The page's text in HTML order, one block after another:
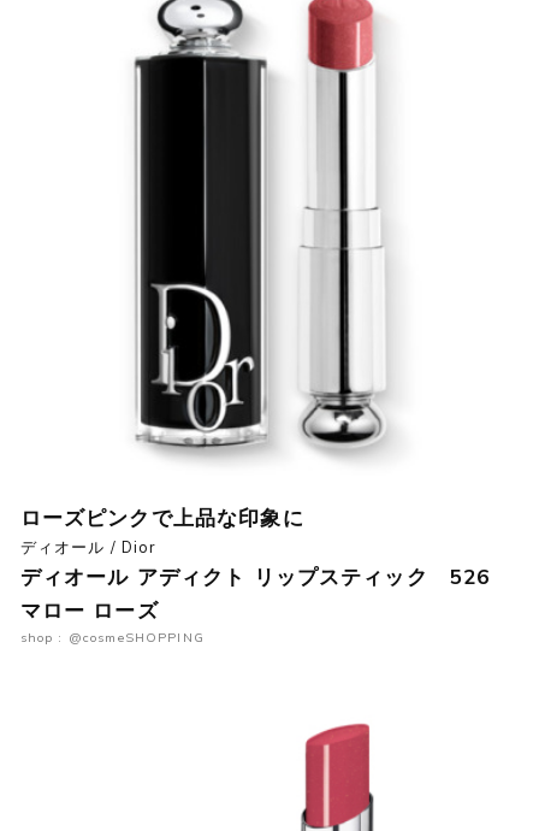
ローズピンクで上品な印象に
ディオール / Dior
ディオール アディクト リップスティック 526
マロー ローズ
shop : @cosmeSHOPPING